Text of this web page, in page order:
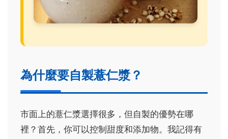
為什麼要自製薏仁漿？
市面上的薏仁漿選擇很多，但自製的優勢在哪
裡？首先，你可以控制甜度和添加物。我記得有